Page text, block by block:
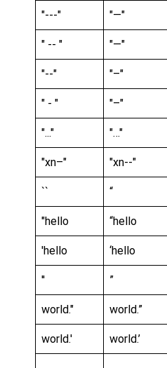
"---" "—"
" -- " "—"
"--" "–"
" - " "–"
"..." "…"
"xn–" "xn--"
`` “
"hello “hello
'hello ‘hello
'' ”
world." world.”
world.' world.’